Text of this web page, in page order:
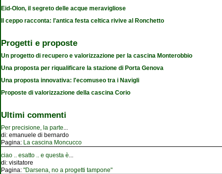
Eid-Olon, il segreto delle acque meravigliose
Il ceppo racconta: l'antica festa celtica rivive al Ronchetto
Progetti e proposte
Un progetto di recupero e valorizzazione per la cascina Monterobbio
Una proposta per riqualificare la stazione di Porta Genova
Una proposta innovativa: l'ecomuseo tra i Navigli
Proposte di valorizzazione della cascina Corio
Ultimi commenti
Per precisione, la parte
di: emanuele di bernardo
Pagina: La cascina Moncucco
ciao .. esatto .. e questa è
di: visitatore
Pagina: "Darsena, no a progetti tampone"